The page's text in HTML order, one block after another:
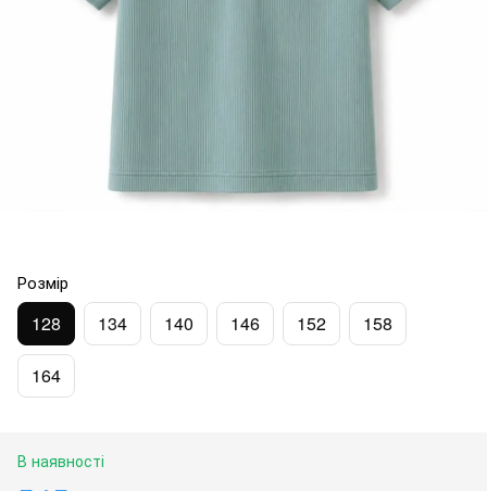
Розмір
128 134 140 146 152 158
164
В наявності